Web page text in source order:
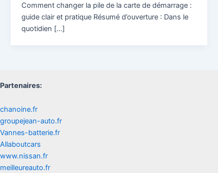
Comment changer la pile de la carte de démarrage :
guide clair et pratique Résumé d’ouverture : Dans le
quotidien […]
Partenaires:
chanoine.fr
groupejean-auto.fr
Vannes-batterie.fr
Allaboutcars
www.nissan.fr
meilleureauto.fr